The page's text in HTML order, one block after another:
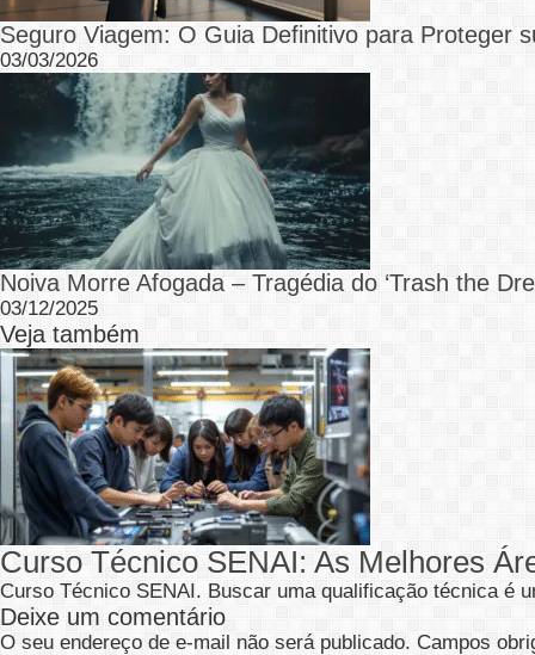
Seguro Viagem: O Guia Definitivo para Proteger
03/03/2026
Noiva Morre Afogada – Tragédia do ‘Trash the
03/12/2025
Veja também
Curso Técnico SENAI: As Melhores
Curso Técnico SENAI. Buscar uma qualificação técnica é
Deixe um comentário
O seu endereço de e-mail não será publicado. Campos